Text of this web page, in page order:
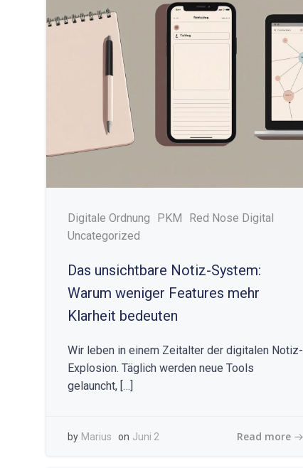
Digitale Ordnung PKM
Red Nose Digital
Uncategorized
Das unsichtbare Notiz-System:
Warum weniger Features mehr
Klarheit bedeuten
Wir leben in einem Zeitalter der digitalen Notiz-
Explosion. Täglich werden neue Tools
gelauncht, […]
by Marius on Juni 2
Read more